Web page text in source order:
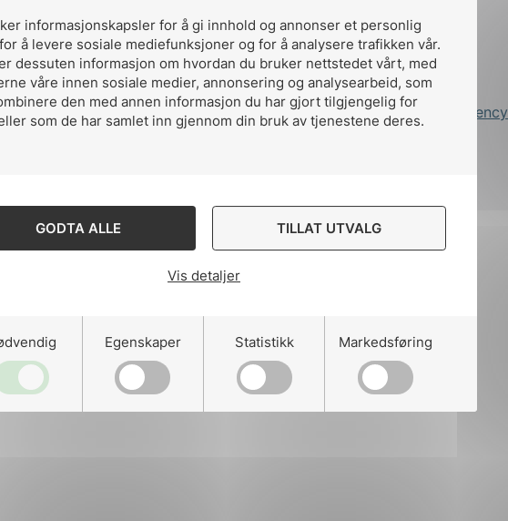
informasjonskapsler for å gi innhold og annonser et personlig
å levere sosiale mediefunksjoner og for å analysere trafikken vår.
dessuten informasjon om hvordan du bruker nettstedet vårt, med
våre innen sosiale medier, annonsering og analysearbeid, som
den med annen informasjon du har gjort tilgjengelig for
som de har samlet inn gjennom din bruk av tjenestene deres.
GODTA ALLE TILLAT UTVALG
Vis detaljer
Egenskaper Statistikk Markedsføring
Designed and developed by Stem Agency